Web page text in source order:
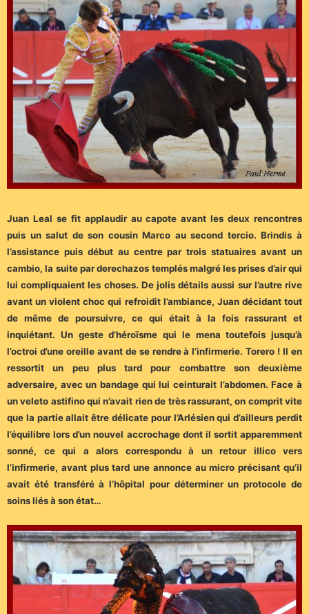
Juan Leal se fit applaudir au capote avant les deux rencontres
puis un salut de son cousin Marco au second tercio. Brindis à
l’assistance puis début au centre par trois statuaires avant un
cambio, la suite par derechazos templés malgré les prises d’air qui
lui compliquaient les choses. De jolis détails aussi sur l’autre rive
avant un violent choc qui refroidit l’ambiance, Juan décidant tout
de même de poursuivre, ce qui était à la fois rassurant et
inquiétant. Un geste d’héroïsme qui le mena toutefois jusqu’à
l’octroi d’une oreille avant de se rendre à l’infirmerie. Torero ! Il en
ressortit un peu plus tard pour combattre son deuxième
adversaire, avec un bandage qui lui ceinturait l’abdomen. Face à
un veleto astifino qui n’avait rien de très rassurant, on comprit vite
que la partie allait être délicate pour l’Arlésien qui d’ailleurs perdit
l’équilibre lors d’un nouvel accrochage dont il sortit apparemment
sonné, ce qui a alors correspondu à un retour illico vers
l’infirmerie, avant plus tard une annonce au micro précisant qu’il
avait été transféré à l’hôpital pour déterminer un protocole de
soins liés à son état…